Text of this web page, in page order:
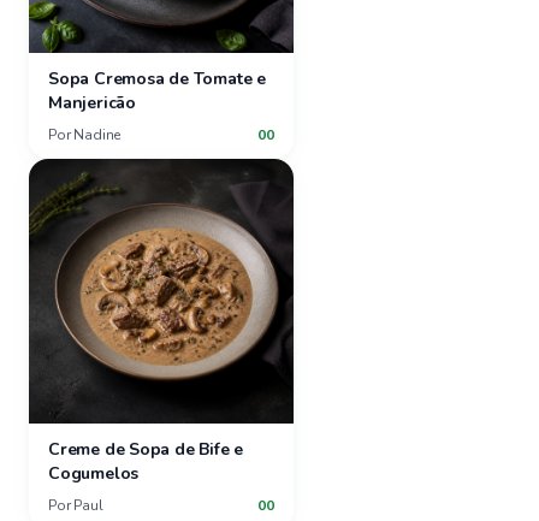
Sopa Cremosa de Tomate e
Manjericão
Por Nadine 00
Creme de Sopa de Bife e
Cogumelos
Por Paul 00